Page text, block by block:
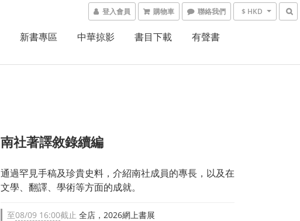
登入會員 購物車 聯絡我們 $ HKD
新書專區 中華掠影 書目下載 有聲書
南社著譯敘錄續編
通過罕見手稿及珍貴史料，介紹南社成員的專長，以及在
文學、翻譯、學術等方面的成就。
至08/09 16:00截止 全店，2026網上書展